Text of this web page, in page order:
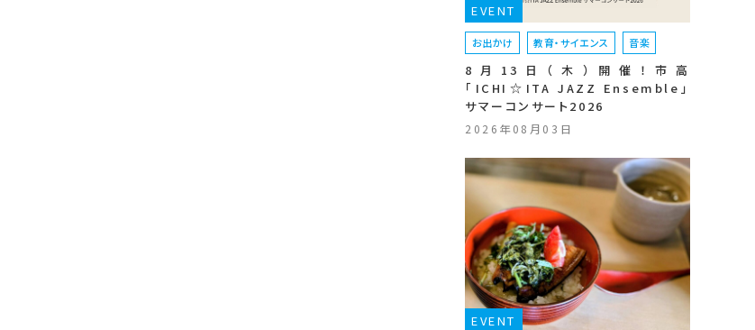
EVENT
お出かけ 教育・サイエンス 音楽
8月13日（木）開催！市高
「ICHI☆ITA JAZZ Ensemble」
サマーコンサート2026
2026年08月03日
EVENT